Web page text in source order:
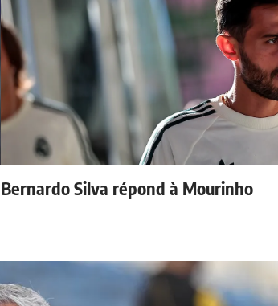
Bernardo Silva répond à Mourinho